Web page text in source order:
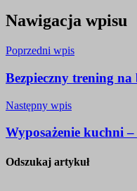
Nawigacja wpisu
Poprzedni wpis
Bezpieczny trening na
Następny wpis
Wyposażenie kuchni
Odszukaj artykuł